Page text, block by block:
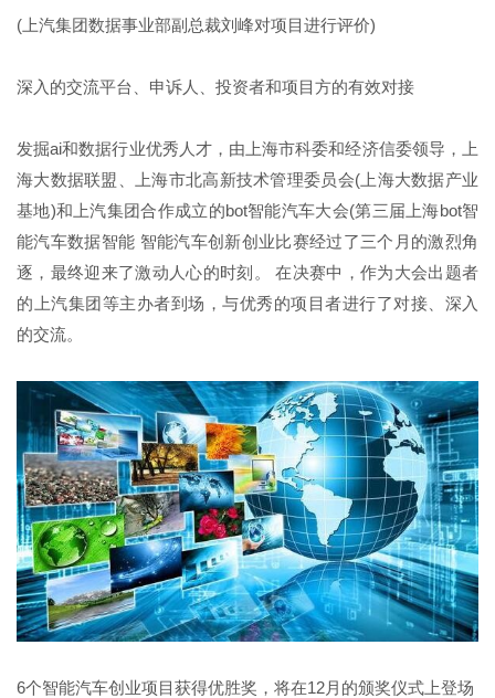
(上汽集团数据事业部副总裁刘峰对项目进行评价)
深入的交流平台、申诉人、投资者和项目方的有效对接
发掘ai和数据行业优秀人才，由上海市科委和经济信委领导，上
海大数据联盟、上海市北高新技术管理委员会(上海大数据产业
基地)和上汽集团合作成立的bot智能汽车大会(第三届上海bot智
能汽车数据智能 智能汽车创新创业比赛经过了三个月的激烈角
逐，最终迎来了激动人心的时刻。 在决赛中，作为大会出题者
的上汽集团等主办者到场，与优秀的项目者进行了对接、深入
的交流。
6个智能汽车创业项目获得优胜奖，将在12月的颁奖仪式上登场